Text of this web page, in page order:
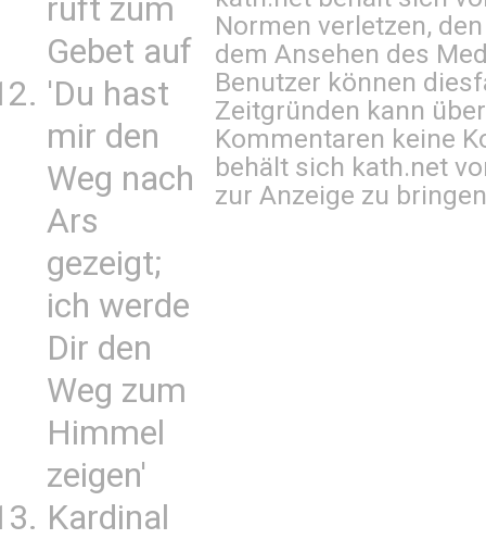
ruft zum
Gebet auf
'Du hast
mir den
Weg nach
Ars
gezeigt;
ich werde
Dir den
Weg zum
Himmel
zeigen'
Kardinal
Normen verletzen,
dem Ansehen des
Benutzer können
Zeitgründen kann
Kommentaren keine
behält sich kath.net
zur Anzeige zu